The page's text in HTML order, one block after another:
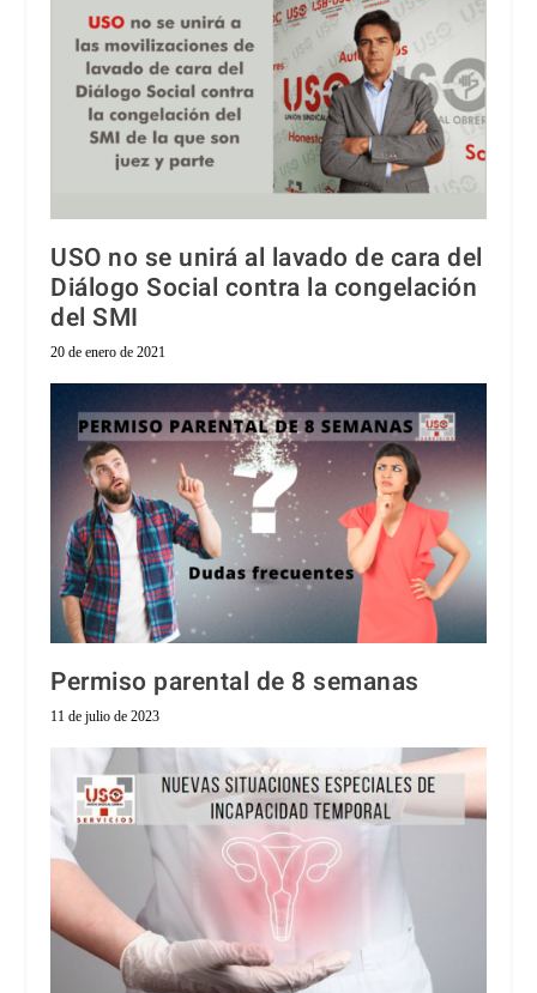
USO no se unirá al lavado de cara del
Diálogo Social contra la congelación
del SMI
20 de enero de 2021
Permiso parental de 8 semanas
11 de julio de 2023